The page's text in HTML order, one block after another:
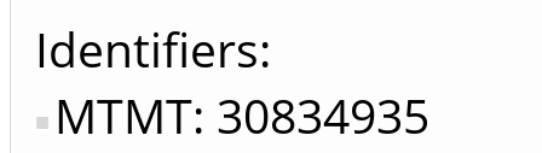
Identifiers
MTMT: 30834935